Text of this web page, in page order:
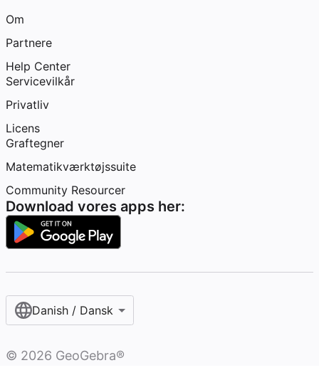
Om
Partnere
Help Center
Servicevilkår
Privatliv
Licens
Graftegner
Matematikværktøjssuite
Community Resourcer
Download vores apps her:
Danish / Dansk‎
© 2026 GeoGebra®